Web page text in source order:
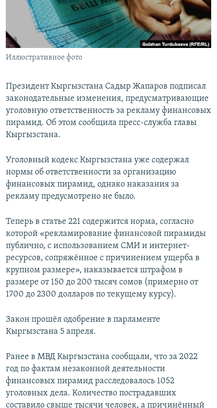
Иллюстративное фото
Президент Кыргызстана Садыр Жапаров подписал
законодательные изменения, предусматривающие
уголовную ответственность за рекламу финансовых
пирамид. Об этом сообщила пресс-служба главы
Кыргызстана.
Уголовный кодекс Кыргызстана уже содержал
нормы об ответственности за организацию
финансовых пирамид, однако наказания за
рекламу предусмотрено не было.
Теперь в статье 221 содержится норма, согласно
которой «рекламирование финансовой пирамиды
публично, с использованием СМИ и интернет-
ресурсов, сопряжённое с причинением ущерба в
крупном размере», наказывается штрафом в
размере от 150 до 200 тысяч сомов (примерно от
1700 до 2300 долларов по текущему курсу).
Закон прошёл одобрение в парламенте
Кыргызстана 5 апреля.
Ранее в МВД Кыргызстана сообщали, что за 2022
год по фактам незаконной деятельности
финансовых пирамид расследовалось 1052
уголовных дела. Количество пострадавших
составило свыше тысячи человек, а причинённый